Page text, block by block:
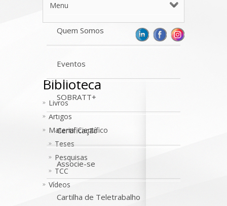
Quem Somos
Eventos
SOBRATT+
Certificação
Associe-se
Cartilha de Teletrabalho
Menu
Biblioteca
Livros
Artigos
Material Científico
Teses
Pesquisas
TCC
Vídeos